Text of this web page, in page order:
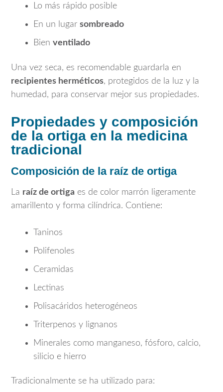
Lo más rápido posible
En un lugar sombreado
Bien ventilado
Una vez seca, es recomendable guardarla en
recipientes herméticos, protegidos de la luz y la
humedad, para conservar mejor sus propiedades.
Propiedades y composición
de la ortiga en la medicina
tradicional
Composición de la raíz de ortiga
La raíz de ortiga es de color marrón ligeramente
amarillento y forma cilíndrica. Contiene:
Taninos
Polifenoles
Ceramidas
Lectinas
Polisacáridos heterogéneos
Triterpenos y lignanos
Minerales como manganeso, fósforo, calcio,
silicio e hierro
Tradicionalmente se ha utilizado para: